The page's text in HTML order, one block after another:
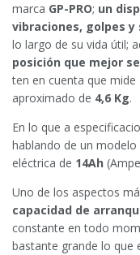
marca GP-PRO; un
vibraciones, golpes
lo largo de su vida útil;
posición que mejor
ten en cuenta que mide
aproximado de 4,6 Kg.
En lo que a
hablando de un modelo
eléctrica de 14Ah
Uno de los aspectos
capacidad de
constante en todo
bastante grande lo que